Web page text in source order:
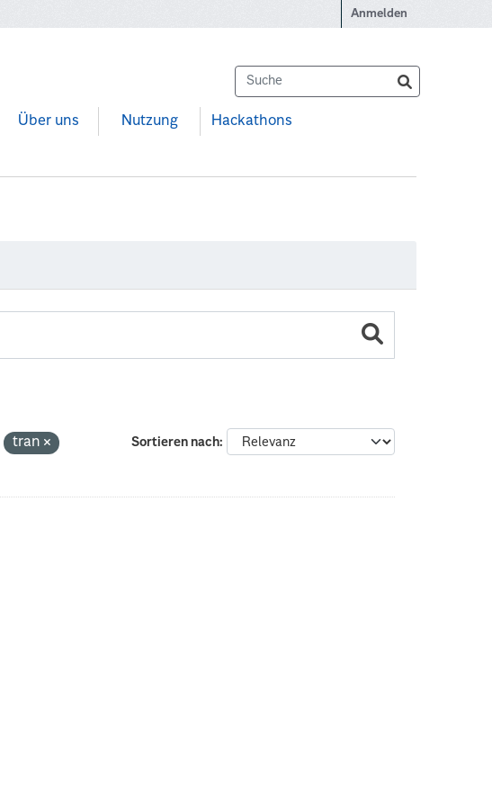
Anmelden
Über uns Nutzung Hackathons
Sortieren nach
tran